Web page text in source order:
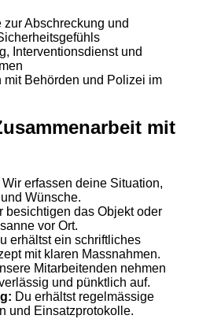
zur Abschreckung und
Interventionsdienst und
mit Behörden und Polizei im
mit
Wir erfassen deine Situation,
Wünsche.
besichtigen das Objekt oder
vor Ort.
erhältst ein schriftliches
mit klaren Massnahmen.
Mitarbeitenden nehmen
und pünktlich auf.
Du erhältst regelmässige
und Einsatzprotokolle.